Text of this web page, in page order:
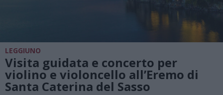
LEGGIUNO
Visita guidata e concerto per
violino e violoncello all’Eremo di
Santa Caterina del Sasso